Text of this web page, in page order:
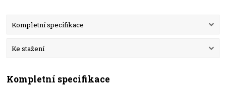
Kompletní specifikace
Ke stažení
Kompletní specifikace